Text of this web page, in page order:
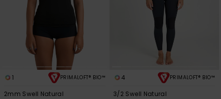
1 PRIMALOFT® BIO™
2mm Swell Natural
4 PRIMALOFT® BIO™
3/2 Swell Natural